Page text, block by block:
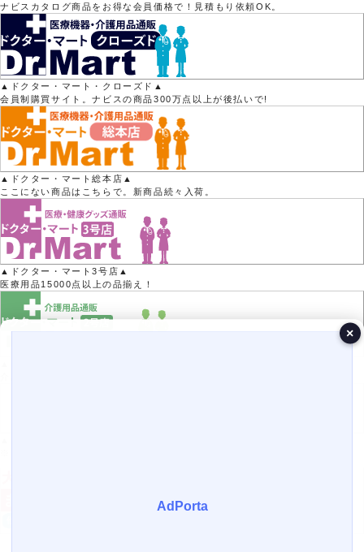
ナビスカタログ商品をお得な会員価格で！見積もり依頼OK。
▲ドクター・マート・クローズド▲
会員制購買サイト。ナビスの商品300万点以上が後払いで!
▲ドクター・マート総本店▲
ここにない商品はこちらで。新商品続々入荷。
▲ドクター・マート3号店▲
医療用品15000点以上の品揃え！
×